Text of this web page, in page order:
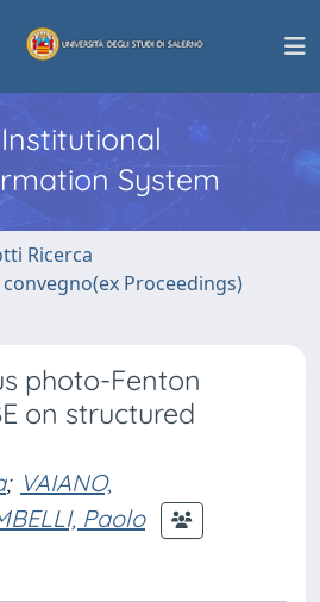
Institutional
System
Ricerca
Proceedings)
photo-Fenton
on structured
; VAIANO,
Paolo